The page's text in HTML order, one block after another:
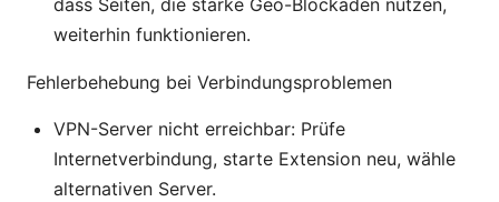
dass Seiten, die starke Geo-Blockaden nutzen,
weiterhin funktionieren.
Fehlerbehebung bei Verbindungsproblemen
VPN-Server nicht erreichbar: Prüfe
Internetverbindung, starte Extension neu, wähle
alternativen Server.